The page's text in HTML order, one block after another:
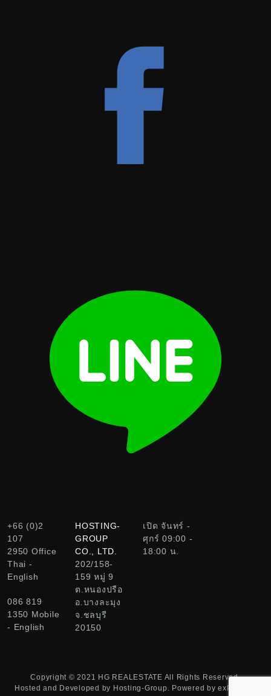
+66 (0)2
107
2950 Office
Thai -
English
086 819
1350 Mobile
- English
HOSTING-
GROUP
CO., LTD.
202/158-
159 หมู่ 9
ต.หนองปรือ
อ.บางละมุง
จ.ชลบุรี
20150
เปิด จันทร์ -
ศุกร์ 09:00 -
18:00 น.
Copyright © 2021 HG REALESTATE All Rights Reserved.
Hosted and Developed by Hosting-Group. Powered byexPub.Net